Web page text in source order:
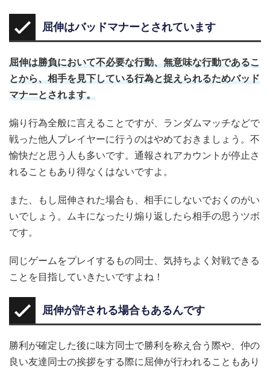
屈伸はバッドマナーとされています
屈伸は勝負において不必要な行動、無意味な行動であるこ
とから、相手を見下している行為と捉えられるためバッド
マナーとされます。
煽り行為全般に言えることですが、ランダムマッチなどで
戦った他人プレイヤーに行うのはやめておきましょう。不
愉快だと思う人も多いです。通報されアカウントが停止さ
れることもあり得なくはないですよ。
また、もし屈伸された場合も、相手にしないでおくのがい
いでしょう。ムキになったり煽り返したら相手の思うツボ
です。
同じゲームをプレイするもの同士、気持ちよく対戦できる
ことを目指していきたいですよね！
屈伸が許される場合もあるんです
勝利が確定した後に味方同士で勝利を称え合う際や、仲の
良い友達同士の挨拶をする際に屈伸が行われることもあり